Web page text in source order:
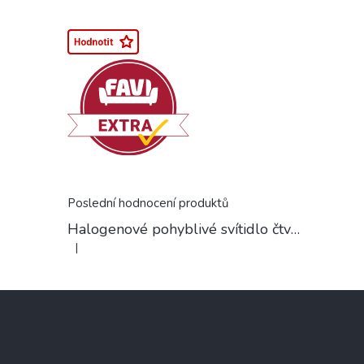
Poslední hodnocení produktů
Halogenové pohyblivé svítidlo čtvercové chrom
Hodnocení produktu je 5 z 5 hvězdiček.
|